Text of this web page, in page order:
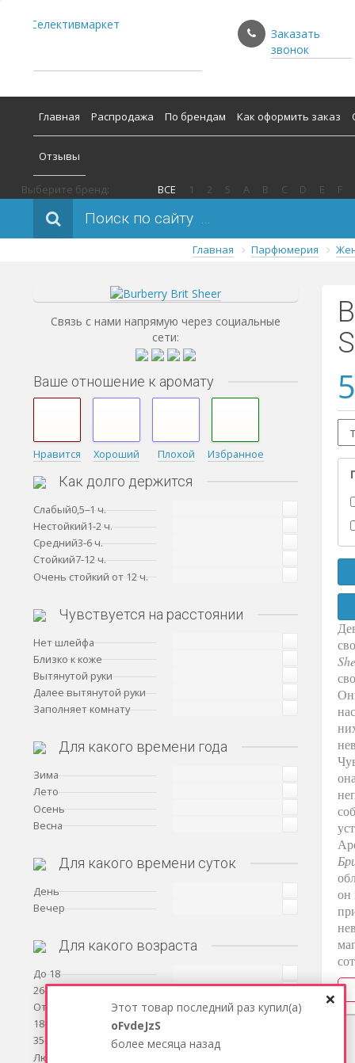
Заказать
звонок
Главная Распродажа По брендам Как оформить заказ
Отзывы
Выберите бренд: ВСЕ 1 2 5 A B C D E F
Поиск по сайту
Главная Парфюмерия
×
Этот товар последний раз купил(a)
oFvdeJzS
более месяца назад
Связь с нами напрямую через социальные
сети:
Ваше отношение к аромату
Нравится Хороший Плохой Избранное
Как долго держится
Слабый0,5–1 ч.
Нестойкий1-2 ч.
Средний3-6 ч.
Стойкий7-12 ч.
Очень стойкий от 12 ч.
Чувствуется на расстоянии
Нет шлейфа
Близко к коже
Вытянутой руки
Далее вытянутой руки
Заполняет комнату
Для какого времени года
Зима
Лето
Осень
Весна
Для какого времени суток
День
Вечер
Для какого возраста
До 18
26–35 лет
От 45 лет
18–26 лет
35–45 лет
Любой возраст
он